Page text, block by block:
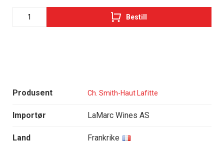
Produsent Ch. Smith-Haut Lafitte
Importør LaMarc Wines AS
Land Frankrike
Bestill